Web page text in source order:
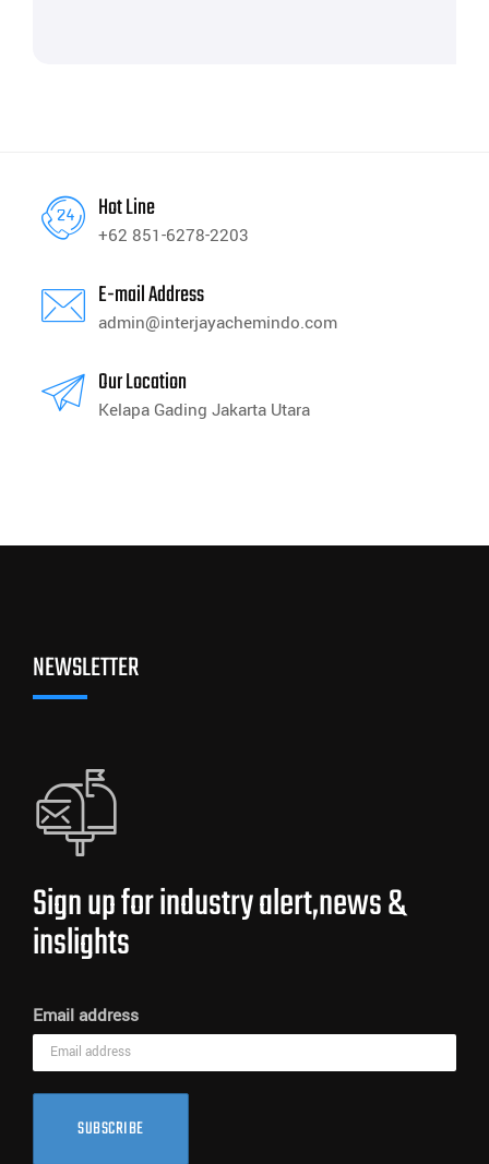
Hot Line
+62 851-6278-2203
E-mail Address
admin@interjayachemindo.com
Our Location
Kelapa Gading Jakarta Utara
NEWSLETTER
Sign up for industry alert,news &
inslights
Email address
SUBSCRIBE